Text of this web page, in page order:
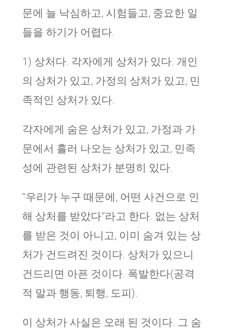
문에 늘 낙심하고, 시험들고, 중요한 일
들을 하기가 어렵다.
1) 상처다. 각자에게 상처가 있다. 개인
의 상처가 있고, 가정의 상처가 있고, 민
족적인 상처가 있다.
각자에게 숨은 상처가 있고, 가정과 가
문에서 흘러 나오는 상처가 있고, 민족
성에 관련된 상처가 분명히 있다.
“우리가 누구 때문에, 어떤 사건으로 인
해 상처를 받았다”라고 한다. 없는 상처
를 받은 것이 아니고, 이미 숨겨 있는 상
처가 건드려진 것이다. 상처가 있으니
건드리면 아픈 것이다. 폭발한다(공격
적 말과 행동, 퇴행, 도피).
이 상처가 사실은 오래 된 것이다. 그 숨